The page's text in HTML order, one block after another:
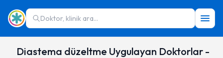
Doktor, klinik ara...
Diastema düzeltme Uygulayan Doktorlar -